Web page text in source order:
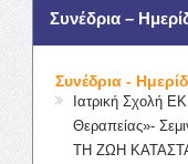
Συνέδρια –
Συνέδρια -
Ιατρική Σχολή
Θεραπείας»-
ΤΗ ΖΩΗ